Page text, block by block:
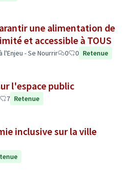
une alimentation de
et accessible à TOUS
l'Enjeu - Se Nourrir 0 0 Retenue
l'espace public
7 Retenue
inclusive sur la ville